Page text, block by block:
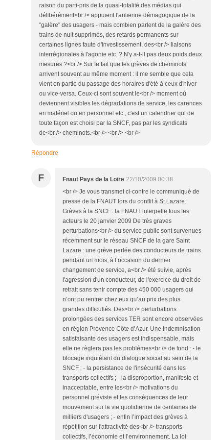
raison du parti-pris de la quasi-totalité des médias qui
délibérément<br /> appuient l'antienne démagogique de la
"galère" des usagers - mais combien parlent de la galère des
trains de nuit supprimés, des retards permanents sur
certaines lignes faute d'investissement, des<br /> liaisons
interrégionales à l'agonie etc. ? N'y a-t-il pas deux poids deux
mesures ?<br /> Sur le fait que les grèves de cheminots
arrivent souvent au même moment : il me semble que cela
vient en partie du passage des horaires d'été à ceux d'hiver
ou vice-versa. Ceux-ci sont souvent le<br /> moment où
deviennent visibles les dégradations de service, les carences
en matériel ou en personnel etc., c'est un calendrier qui de
toute façon est choisi par la SNCF, pas par les syndicats
de<br /> cheminots.<br /> <br /> <br />
Répondre
F Fnaut Pays de la Loire 22/10/2009 00:38
<br /> Je vous transmet ci-contre le communiqué de
presse de la FNAUT lors du conflit à St Lazare.
Grèves à la SNCF : la FNAUT interpelle tous les
acteurs le 20 janvier 2009 De très graves
perturbations<br /> du service public sont survenues
récemment sur le réseau SNCF de la gare Saint
Lazare : une grève perlée des conducteurs de trains
pendant un mois, à l’occasion du dernier
changement de service, a<br /> été suivie, après
l'agression d'un conducteur, de l'exercice du droit de
retrait sans tenir compte des 450 000 usagers qui
n’ont pu rentrer chez eux qu’au prix des plus
grandes difficultés. Des<br /> perturbations
prolongées des services TER sont encore observées
en région Provence Côte d’Azur. Une indemnisation
satisfaisante des usagers est indispensable, mais
elle ne règlera pas les problèmes<br /> de fond : - le
blocage inquiétant du dialogue social au sein de la
SNCF ; - la persistance de l'insécurité dans les
transports collectifs ; - la disproportion, manifeste et
inacceptable, entre les<br /> motivations du
personnel gréviste et les conséquences de leur
mouvement sur la vie quotidienne de centaines de
milliers d'usagers ; - enfin l’impact des grèves à
répétition sur l'attractivité des<br /> transports
collectifs, l’économie et l’environnement. La loi